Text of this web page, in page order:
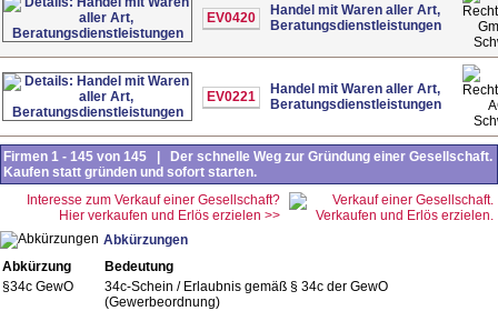
EV0420
Handel mit Waren aller Art,
Beratungsdienstleistungen
EV0221
Handel mit Waren aller Art,
Beratungsdienstleistungen
Firmen 1 - 145 von 145 | Der schnelle Weg zur Gründung einer Gesellschaft.
Kaufen statt gründen und sofort starten.
Interesse zum Verkauf einer Gesellschaft?
Hier verkaufen und Erlös erzielen >>
Abkürzungen
Abkürzung
Bedeutung
§34c GewO
34c-Schein / Erlaubnis gemäß § 34c der GewO
(Gewerbeordnung)